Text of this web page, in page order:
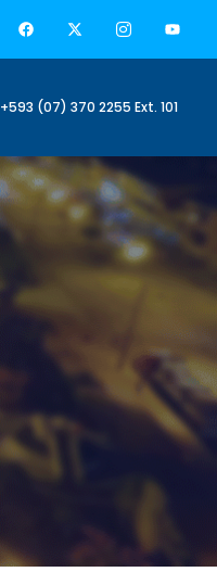
+593 (07) 370 2255 Ext. 101